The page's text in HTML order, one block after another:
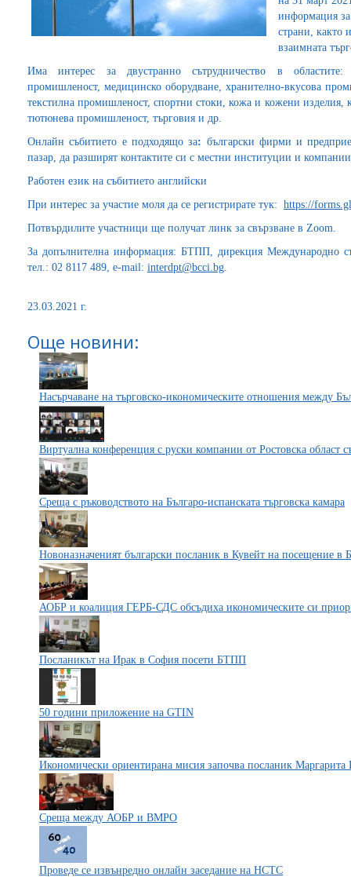
информация
страни, както
взаимната
Има интерес за двустранно сътрудничество в областите:
промишленост, медицинско оборудване, хранително-вкусова
текстилна промишленост, спортни стоки, кожа и кожени
тютюнева промишленост, търговия и др.
Онлайн събитието е подходящо за: български фирми и
пазар, да разширят контактите си с местни институции и
Работен език на събитието английски
При интерес за участие моля да се регистрирате тук: https://
Потвърдилите участници ще получат линк за свързване в Zoom.
За допълнителна информация: БТПП, дирекция Международно
тел.: 02 8117 489, e-mail: interdpt@bcci.bg.
23.03.2021 г.
Още новини:
Насърчаване на търговско-икономическите отношения между
Виртуална конференция с руски компании от Ростовска област
Среща с ръководството на Българо-испанската търговска камара
Новоназначеният български посланик в Кувейт на посещение
АОБР и коалиция ГЕРБ-СДС обсъдиха икономическите си
Посланикът на Ирак в София посети БТПП
50 години приложение на GTIN
Икономически ориентирана мисия започва посланик Маргарита
Среща между АОБР и ВМРО
Проведе се извънредно онлайн заседание на НСТС